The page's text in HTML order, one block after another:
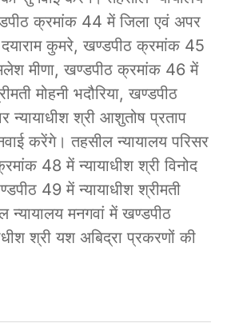
क्रमांक 44 में जिला एवं अपर
दयाराम कुमरे, खण्डपीठ क्रमांक 45
मीणा, खण्डपीठ क्रमांक 46 में
मोहनी भदौरिया, खण्डपीठ
न्यायाधीश श्री आशुतोष प्रताप
करेंगे। तहसील न्यायालय परिसर
48 में न्यायाधीश श्री विनोद
49 में न्यायाधीश श्रीमती
न्यायालय मनगवां में खण्डपीठ
श्री यश अबिद्रा प्रकरणों की